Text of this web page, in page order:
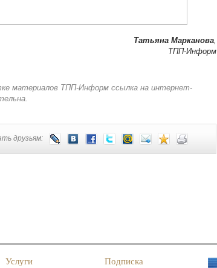
Татьяна Марканова,
ТПП-Информ
материалов ТПП-Информ ссылка на интернет-
друзьям:
Услуги Подписка